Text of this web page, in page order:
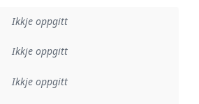
Ikkje oppgitt
:
Ikkje oppgitt
Ikkje oppgitt